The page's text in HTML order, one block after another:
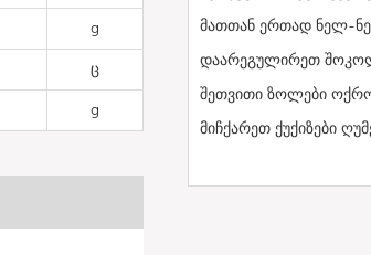
g
ც
g
მათთან ერთად ნელ-
დაარეგულირეთ
შეთვითი ზოლები
მიჩქარეთ ქუქიზები